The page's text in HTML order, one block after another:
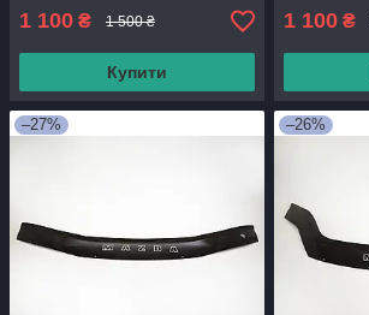
1 100 ₴ 1 500 ₴
Купити
1 100 ₴
–27% –26%